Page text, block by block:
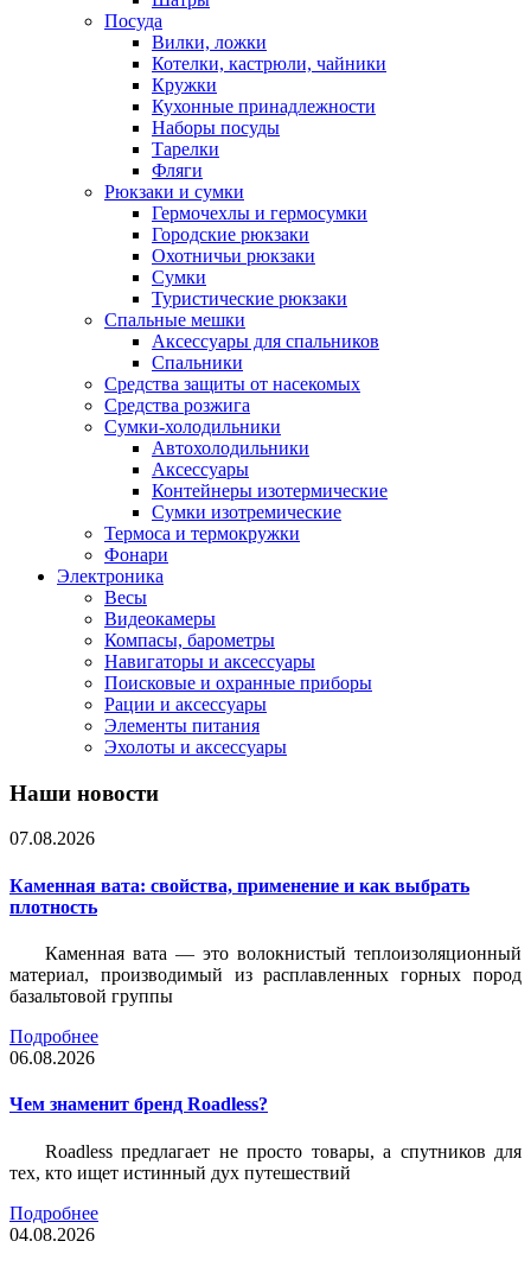
Посуда
Вилки, ложки
Котелки, кастрюли, чайники
Кружки
Кухонные принадлежности
Наборы посуды
Тарелки
Фляги
Рюкзаки и сумки
Гермочехлы и гермосумки
Городские рюкзаки
Охотничьи рюкзаки
Сумки
Туристические рюкзаки
Спальные мешки
Аксессуары для спальников
Спальники
Средства защиты от насекомых
Средства розжига
Сумки-холодильники
Автохолодильники
Аксессуары
Контейнеры изотермические
Сумки изотремические
Термоса и термокружки
Фонари
Электроника
Весы
Видеокамеры
Компасы, барометры
Навигаторы и аксессуары
Поисковые и охранные приборы
Рации и аксессуары
Элементы питания
Эхолоты и аксессуары
Наши новости
07.08.2026
Каменная вата: свойства, применение и как выбрать
плотность
Каменная вата — это волокнистый теплоизоляционный
материал, производимый из расплавленных горных пород
базальтовой группы
Подробнее
06.08.2026
Чем знаменит бренд Roadless?
Roadless предлагает не просто товары, а спутников для
тех, кто ищет истинный дух путешествий
Подробнее
04.08.2026